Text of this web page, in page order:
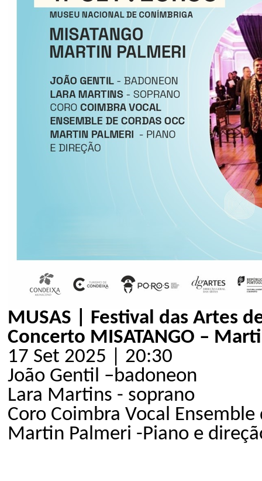
MUSAS | Festival das Artes
Concerto MISATANGO –
17 Set 2025 | 20:30
João Gentil –badoneon
Lara Martins - soprano
Coro Coimbra Vocal Ensemble
Martin Palmeri -Piano e